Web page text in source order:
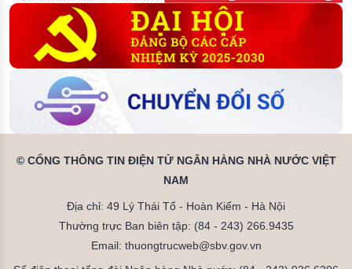
© CỔNG THÔNG TIN ĐIỆN TỬ NGÂN HÀNG NHÀ NƯỚC VIỆT
NAM
Địa chỉ: 49 Lý Thái Tổ - Hoàn Kiếm - Hà Nội
Thường trực Ban biên tập: (84 - 243) 266.9435
Email: thuongtrucweb@sbv.gov.vn